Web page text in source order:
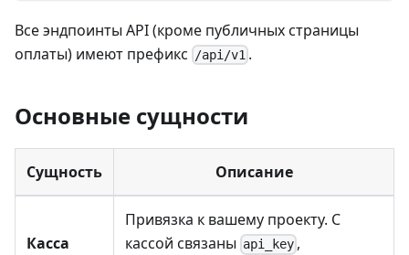
Все эндпоинты API (кроме публичных страницы
оплаты) имеют префикс /api/v1 .
Основные сущности
Сущность Описание
Касса
Привязка к вашему проекту. С
кассой связаны api_key ,